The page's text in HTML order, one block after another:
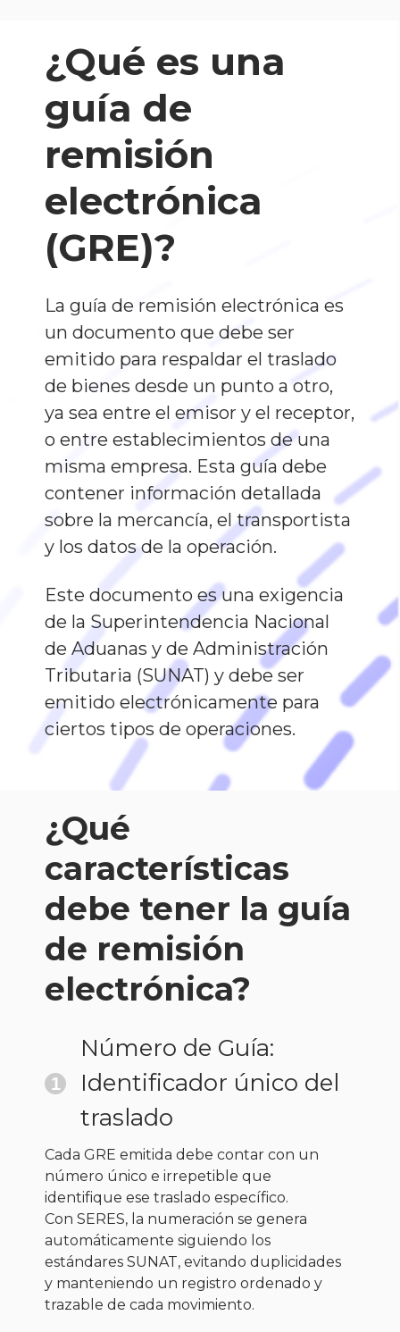
¿Qué es una
guía de
remisión
electrónica
(GRE)?
La guía de remisión electrónica es
un documento que debe ser
emitido para respaldar el traslado
de bienes desde un punto a otro,
ya sea entre el emisor y el receptor,
o entre establecimientos de una
misma empresa. Esta guía debe
contener información detallada
sobre la mercancía, el transportista
y los datos de la operación.
Este documento es una exigencia
de la Superintendencia Nacional
de Aduanas y de Administración
Tributaria (SUNAT) y debe ser
emitido electrónicamente para
ciertos tipos de operaciones.
¿Qué
características
debe tener la guía
de remisión
electrónica?
1
Número de Guía:
Identificador único del
traslado
Cada GRE emitida debe contar con un
número único e irrepetible que
identifique ese traslado específico.
Con SERES, la numeración se genera
automáticamente siguiendo los
estándares SUNAT, evitando duplicidades
y manteniendo un registro ordenado y
trazable de cada movimiento.